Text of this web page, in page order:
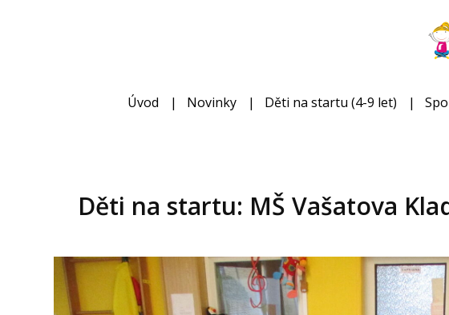
Úvod Novinky Děti na startu (4-9 let)
Děti na startu: MŠ Vašatova